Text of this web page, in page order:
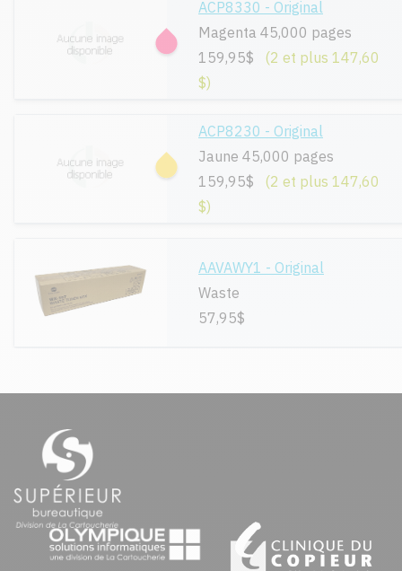
ACP8330 - Original
Magenta 45,000 pages
159,95$
(2 et plus 147,60
$)
ACP8230 - Original
Jaune 45,000 pages
159,95$
(2 et plus 147,60
$)
AAVAWY1 - Original
Waste
57,95$